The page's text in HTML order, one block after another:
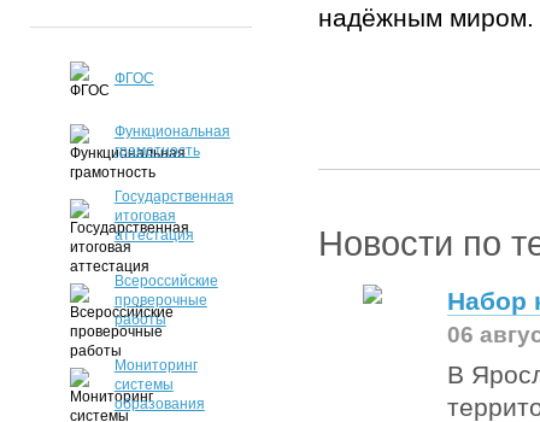
надёжным миром.
Новости по
Набор
06
В
ФГОС
Функциональная
грамотность
Государственная
итоговая
аттестация
Всероссийские
проверочные
работы
Мониторинг
системы
образования